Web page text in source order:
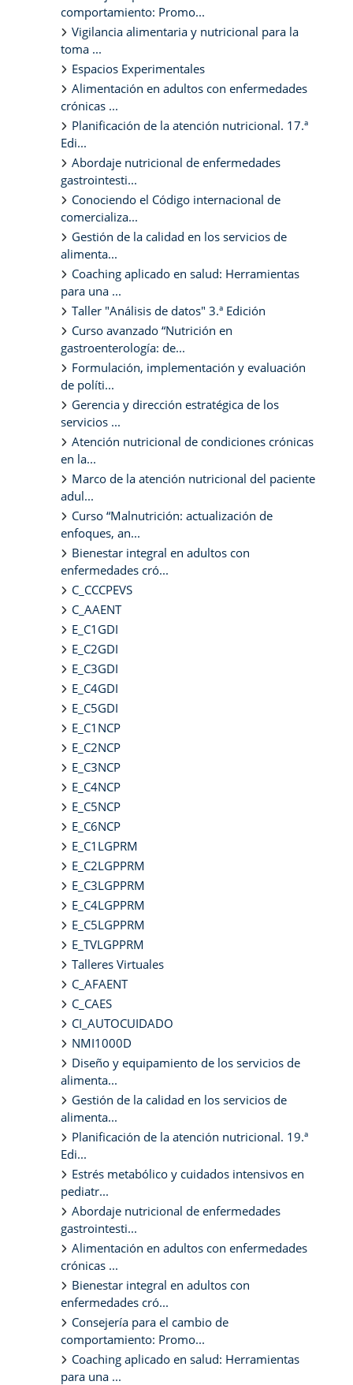
comportamiento: Promo...
Vigilancia alimentaria y nutricional para la
toma ...
Espacios Experimentales
Alimentación en adultos con enfermedades
crónicas ...
Planificación de la atención nutricional. 17.ª
Edi...
Abordaje nutricional de enfermedades
gastrointesti...
Conociendo el Código internacional de
comercializa...
Gestión de la calidad en los servicios de
alimenta...
Coaching aplicado en salud: Herramientas
para una ...
Taller "Análisis de datos" 3.ª Edición
Curso avanzado “Nutrición en
gastroenterología: de...
Formulación, implementación y evaluación
de políti...
Gerencia y dirección estratégica de los
servicios ...
Atención nutricional de condiciones crónicas
en la...
Marco de la atención nutricional del paciente
adul...
Curso “Malnutrición: actualización de
enfoques, an...
Bienestar integral en adultos con
enfermedades cró...
C_CCCPEVS
C_AAENT
E_C1GDI
E_C2GDI
E_C3GDI
E_C4GDI
E_C5GDI
E_C1NCP
E_C2NCP
E_C3NCP
E_C4NCP
E_C5NCP
E_C6NCP
E_C1LGPRM
E_C2LGPPRM
E_C3LGPPRM
E_C4LGPPRM
E_C5LGPPRM
E_TVLGPPRM
Talleres Virtuales
C_AFAENT
C_CAES
CI_AUTOCUIDADO
NMI1000D
Diseño y equipamiento de los servicios de
alimenta...
Gestión de la calidad en los servicios de
alimenta...
Planificación de la atención nutricional. 19.ª
Edi...
Estrés metabólico y cuidados intensivos en
pediatr...
Abordaje nutricional de enfermedades
gastrointesti...
Alimentación en adultos con enfermedades
crónicas ...
Bienestar integral en adultos con
enfermedades cró...
Consejería para el cambio de
comportamiento: Promo...
Coaching aplicado en salud: Herramientas
para una ...